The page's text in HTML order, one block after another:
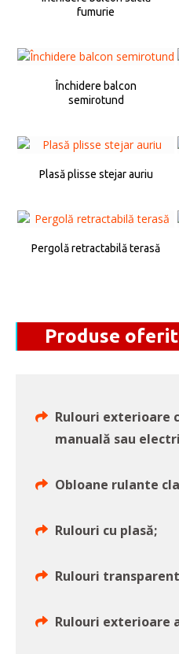
fumurie
Închidere balcon
semirotund
Plasă plisse stejar auriu
Pergolă retractabilă terasă
Produse
Rulouri exterioare
manuală sau
Obloane rulante
Rulouri cu plasă;
Rulouri
Rulouri exterioare